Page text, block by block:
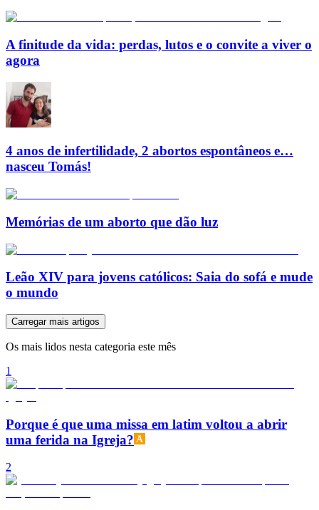
A finitude da vida: perdas, lutos e o convite a viver o
agora
4 anos de infertilidade, 2 abortos espontâneos e…
nasceu Tomás!
Memórias de um aborto que dão luz
Leão XIV para jovens católicos: Saia do sofá e mude
o mundo
Carregar mais artigos
Os mais lidos nesta categoria este mês
1
Porque é que uma missa em latim voltou a abrir
uma ferida na Igreja?
2